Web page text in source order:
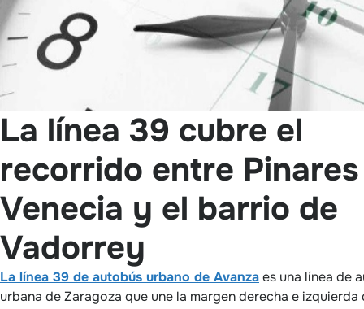
La línea 39 cubre el
recorrido entre
Venecia y el barrio de
Vadorrey
La línea 39 de autobús urbano de Avanzaes una línea de
urbana de Zaragoza que une la margen derecha e izquierda